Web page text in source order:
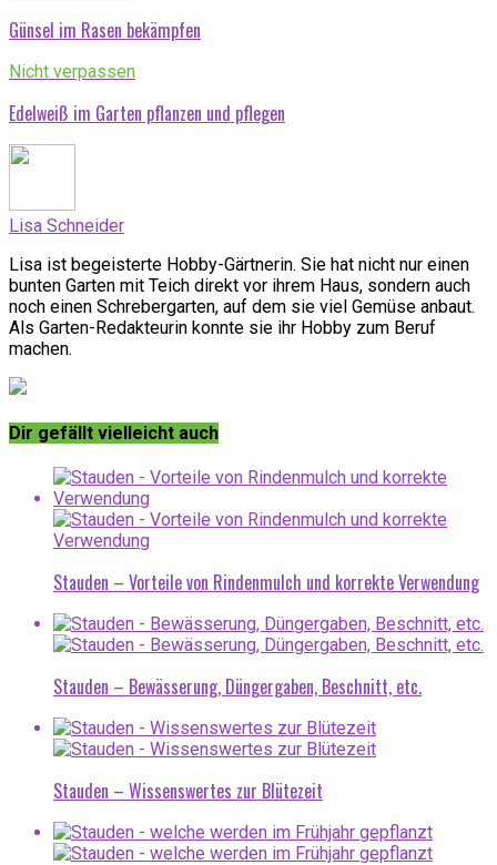
Günsel im Rasen bekämpfen
Nicht verpassen
Edelweiß im Garten pflanzen und pflegen
Lisa Schneider
Lisa ist begeisterte Hobby-Gärtnerin. Sie hat nicht nur einen
bunten Garten mit Teich direkt vor ihrem Haus, sondern auch
noch einen Schrebergarten, auf dem sie viel Gemüse anbaut.
Als Garten-Redakteurin konnte sie ihr Hobby zum Beruf
machen.
Dir gefällt vielleicht auch
Stauden – Vorteile von Rindenmulch und korrekte Verwendung
Stauden – Bewässerung, Düngergaben, Beschnitt, etc.
Stauden – Wissenswertes zur Blütezeit